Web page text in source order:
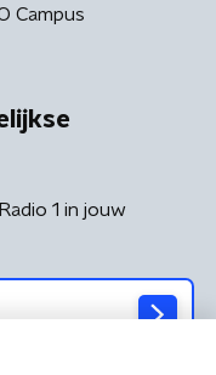
Campus
1 in jouw